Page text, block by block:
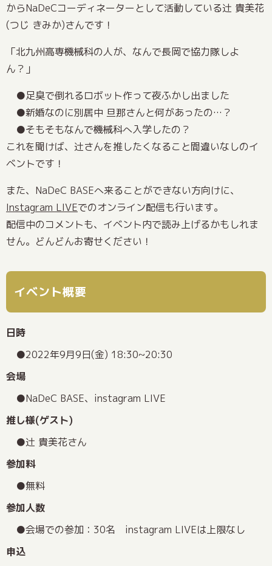
からNaDeCコーディネーターとして活動している辻 貴美花
(つじ きみか)さんです！
「北九州高専機械科の人が、なんで長岡で協力隊しよ
ん？」
足臭で倒れるロボット作って夜ふかし出ました
新婚なのに別居中 旦那さんと何があったの…？
そもそもなんで機械科へ入学したの？
これを聞けば、辻さんを推したくなること間違いなしのイ
ベントです！
また、NaDeC BASEへ来ることができない方向けに、
Instagram LIVEでのオンライン配信も行います。
配信中のコメントも、イベント内で読み上げるかもしれま
せん。どんどんお寄せください！
イベント概要
日時
2022年9月9日(金) 18:30~20:30
会場
NaDeC BASE、instagram LIVE
推し様(ゲスト)
辻 貴美花さん
参加料
無料
参加人数
会場での参加：30名 instagram LIVEは上限なし
申込